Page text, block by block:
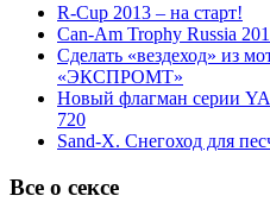
R-Cup 2013 – на старт!
Can-Am Trophy Russia
Сделать «вездеход» из
«ЭКСПРОМТ»
Новый флагман серии
720
Sand-X. Снегоход для
Все о сексе